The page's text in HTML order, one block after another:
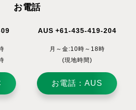
お電話
AUS +61-435-419-204
月～金:10時～18時
(現地時間)
お電話：AUS